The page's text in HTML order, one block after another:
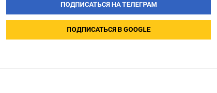
ПОДПИСАТЬСЯ НА ТЕЛЕГРАМ
ПОДПИСАТЬСЯ В GOOGLE